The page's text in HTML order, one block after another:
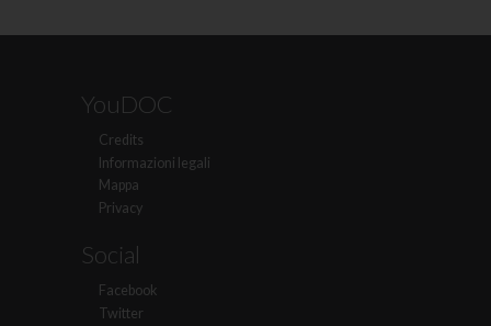
YouDOC
Credits
Informazioni legali
Mappa
Privacy
Social
Facebook
Twitter